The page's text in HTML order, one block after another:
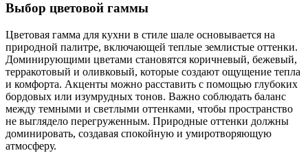
Выбор цветовой гаммы
Цветовая гамма для кухни в стиле шале основывается на
природной палитре, включающей теплые землистые оттенки.
Доминирующими цветами становятся коричневый, бежевый,
терракотовый и оливковый, которые создают ощущение тепла
и комфорта. Акценты можно расставить с помощью глубоких
бордовых или изумрудных тонов. Важно соблюдать баланс
между темными и светлыми оттенками, чтобы пространство
не выглядело перегруженным. Природные оттенки должны
доминировать, создавая спокойную и умиротворяющую
атмосферу.